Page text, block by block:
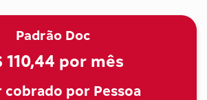
Padrão Doc
110,44 por mês
cobrado por Pessoa